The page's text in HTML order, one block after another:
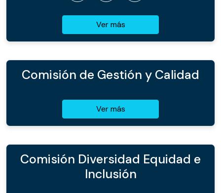
Ver más
Comisión de Gestión y Calidad
Ver más
Comisión Diversidad Equidad e
Inclusión